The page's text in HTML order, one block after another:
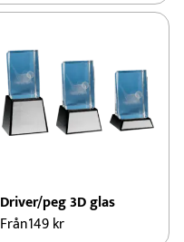
Driver/peg 3D glas
Från149kr